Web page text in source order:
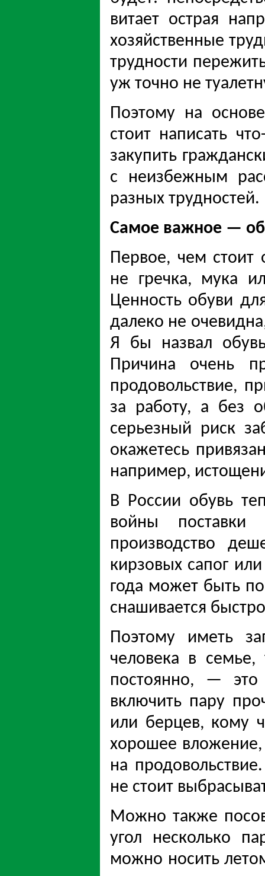
витает острая
хозяйственные
трудности
уж точно не
Поэтому на
стоит написать
закупить
с неизбежным
разных трудностей.
Самое важное —
Первое, чем стоит
не гречка, мука
Ценность обуви
далеко не
Я бы назвал
Причина очень
продовольствие,
за работу, а без
серьезный риск
окажетесь
например,
В России обувь
войны поставки
производство
кирзовых сапог
года может быть
снашивается
Поэтому иметь
человека в
постоянно, — это
включить пару
или берцев, кому
хорошее
на
не стоит
Можно также
угол несколько
можно носить